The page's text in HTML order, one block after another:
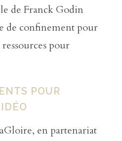
de Franck Godin
de confinement pour
pour
POUR
en partenariat